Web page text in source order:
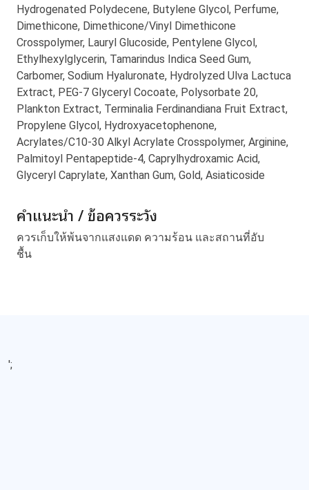
Hydrogenated Polydecene, Butylene Glycol, Perfume,
Dimethicone, Dimethicone/Vinyl Dimethicone
Crosspolymer, Lauryl Glucoside, Pentylene Glycol,
Ethylhexylglycerin, Tamarindus Indica Seed Gum,
Carbomer, Sodium Hyaluronate, Hydrolyzed Ulva Lactuca
Extract, PEG-7 Glyceryl Cocoate, Polysorbate 20,
Plankton Extract, Terminalia Ferdinandiana Fruit Extract,
Propylene Glycol, Hydroxyacetophenone,
Acrylates/C10-30 Alkyl Acrylate Crosspolymer, Arginine,
Palmitoyl Pentapeptide-4, Caprylhydroxamic Acid,
Glyceryl Caprylate, Xanthan Gum, Gold, Asiaticoside
คำแนะนำ / ข้อควรระวัง
ควรเก็บให้พ้นจากแสงแดด ความร้อน และสถานที่อับ
ชื้น
';